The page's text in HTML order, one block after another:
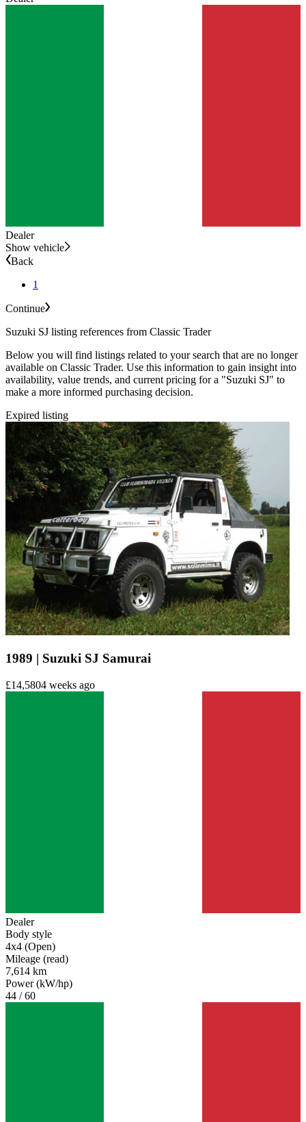
Dealer
Show vehicle
Back
1
Continue
Suzuki SJ listing references from Classic Trader
Below you will find listings related to your search that are no longer
available on Classic Trader. Use this information to gain insight into
availability, value trends, and current pricing for a "Suzuki SJ" to
make a more informed purchasing decision.
Expired listing
1989 | Suzuki SJ Samurai
£14,5804 weeks ago
Dealer
Body style
4x4 (Open)
Mileage (read)
7,614 km
Power (kW/hp)
44 / 60